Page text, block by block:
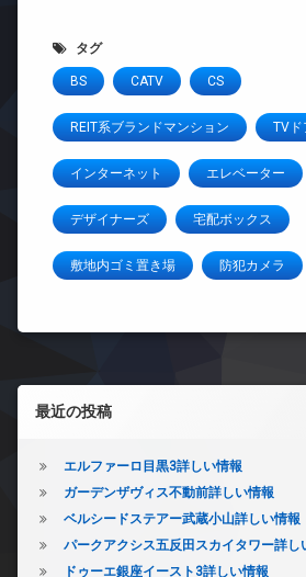
タグ
BS CATV CS
REIT系ブランドマンション TVド
インターネット エレベーター
デザイナーズ 宅配ボックス
敷地内ゴミ置き場 防犯カメラ
左サイドバー
最近の投稿
エルファーロ目黒3詳しい情報
ガーデンザヴィス不動前詳しい情報
ベルシードステアー武蔵小山詳しい情報
パークアクシス五反田スカイタワー詳し
ドゥーエ銀座イースト3詳しい情報